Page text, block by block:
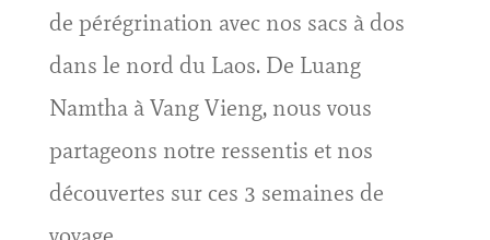
de pérégrination avec nos sacs à dos
dans le nord du Laos. De Luang
Namtha à Vang Vieng, nous vous
partageons notre ressentis et nos
découvertes sur ces 3 semaines de